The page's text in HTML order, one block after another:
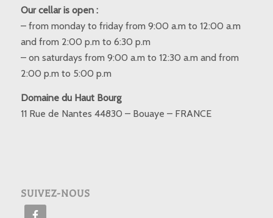
Our cellar is open :
– from monday to friday from 9:00 a.m to 12:00 a.m
and from 2:00 p.m to 6:30 p.m
– on saturdays from 9:00 a.m to 12:30 a.m and from
2:00 p.m to 5:00 p.m
Domaine du Haut Bourg
11 Rue de Nantes 44830 – Bouaye – FRANCE
SUIVEZ-NOUS